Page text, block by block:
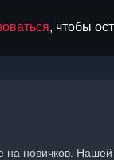
, чтобы
на новичков.